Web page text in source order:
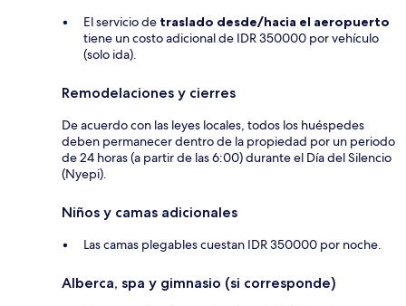
El servicio de traslado desde/hacia el aeropuerto
tiene un costo adicional de IDR 350000 por vehículo
(solo ida).
Remodelaciones y cierres
De acuerdo con las leyes locales, todos los huéspedes
deben permanecer dentro de la propiedad por un periodo
de 24 horas (a partir de las 6:00) durante el Día del Silencio
(Nyepi).
Niños y camas adicionales
Las camas plegables cuestan IDR 350000 por noche.
Alberca, spa y gimnasio (si corresponde)